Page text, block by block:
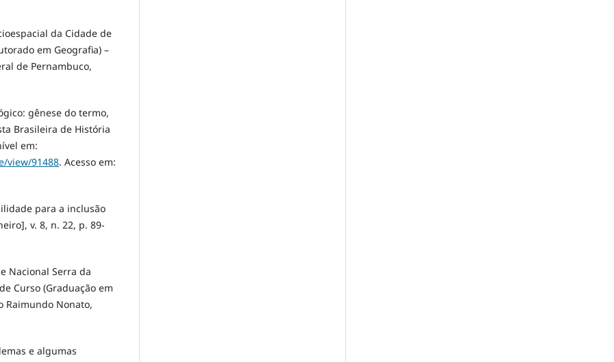
da Cidade de
em Geografia) –
de Pernambuco,
gênese do termo,
Brasileira de História
em:
view/91488. Acesso em:
para a inclusão
v. 8, n. 22, p. 89-
Nacional Serra da
Curso (Graduação em
Raimundo Nonato,
e algumas